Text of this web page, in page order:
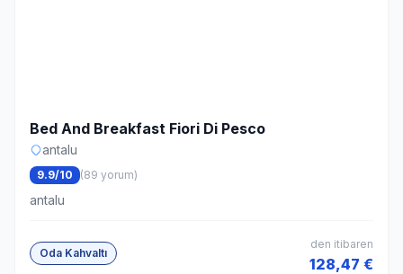
Bed And Breakfast Fiori Di Pesco
antalu
9.9/10 (89 yorum)
antalu
Oda Kahvaltı
den itibaren
128,47 €